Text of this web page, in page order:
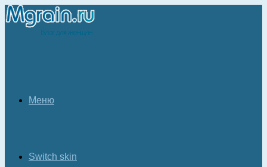
Меню
Switch skin